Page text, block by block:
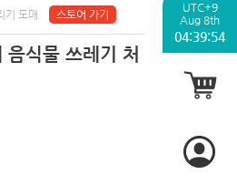
UTC+9
Aug 8th
04:39:56
기 도매 스토어 가기
식물 쓰레기 처